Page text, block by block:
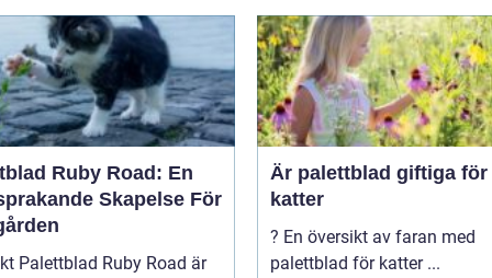
Ruby Road: En
Skapelse För
är
Är palettblad giftiga för
katter
? En översikt av faran med
palettblad för katter ...